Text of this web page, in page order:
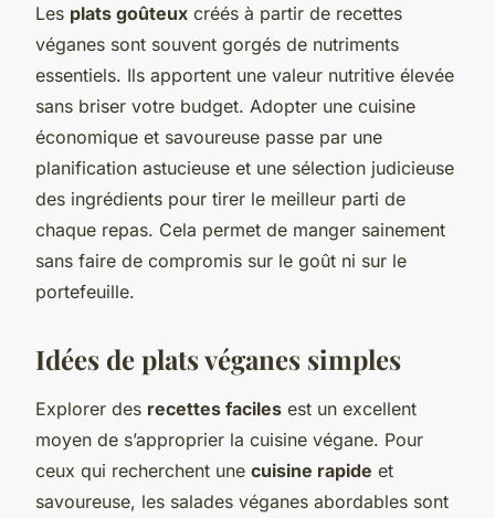
Les plats goûteux créés à partir de recettes
véganes sont souvent gorgés de nutriments
essentiels. Ils apportent une valeur nutritive élevée
sans briser votre budget. Adopter une cuisine
économique et savoureuse passe par une
planification astucieuse et une sélection judicieuse
des ingrédients pour tirer le meilleur parti de
chaque repas. Cela permet de manger sainement
sans faire de compromis sur le goût ni sur le
portefeuille.
Idées de plats véganes simples
Explorer des recettes faciles est un excellent
moyen de s’approprier la cuisine végane. Pour
ceux qui recherchent une cuisine rapide et
savoureuse, les salades véganes abordables sont